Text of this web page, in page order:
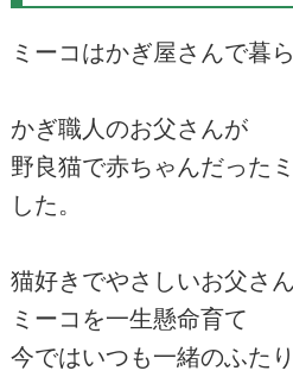
ミーコはかぎ屋さんで暮
かぎ職人のお父さんが
野良猫で赤ちゃんだった
した。
猫好きでやさしいお父さん
ミーコを一生懸命育て
今ではいつも一緒のふたり